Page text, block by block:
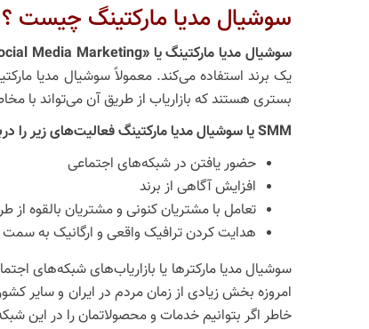
سوشیال مدیا مارکتینگ چیست ؟
سوشیال مدیا مارکتینگ یا «Social Media Marketing»
بستری هستند که بازاریاب از طریق آن می‌تواند با
SMMیا سوشیال مدیا مارکتینگ فعالیت‌های زیر را
حضور یافتن در شبکه‌های اجتماعی
افزایش آگاهی از برند
تعامل با مشتریان کنونی و مشتریان بالقوه
هدایت کردن ترافیک واقعی و ارگانیک به
سوشیال مدیا مارکترها یا بازاریاب‌های شبکه‌های
امروزه بخش زیادی از زمان مردم در ایران و سایر
خاطر اگر بتوانیم خدمات و محصولاتمان را در این